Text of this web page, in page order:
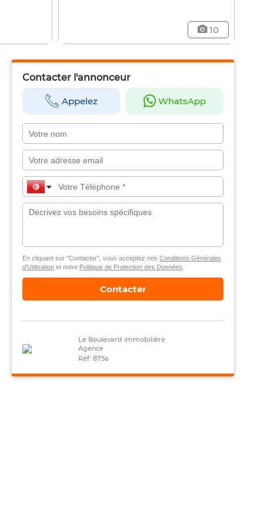
10
Contacter l'annonceur
Appelez WhatsApp
En cliquant sur "Contacter", vous acceptez nos Conditions Générales
d’Utilisationet notre Politique de Protection des Données
Contacter
Le Boulevard immobilière
Agence
Réf: 875a